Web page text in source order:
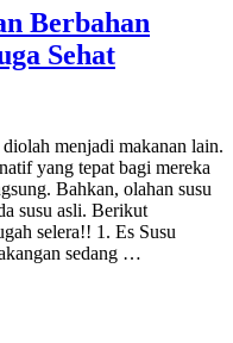
Berbahan
Sehat
menjadi makanan lain.
yang tepat bagi mereka
Bahkan, olahan susu
susu asli. Berikut
selera!! 1. Es Susu
sedang …